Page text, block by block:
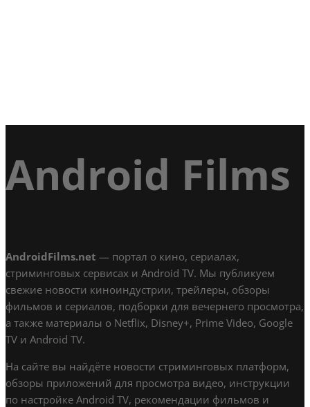
Android Films
AndroidFilms.net — портал о кино, сериалах,
стриминговых сервисах и Android TV. Мы публикуем
свежие новости киноиндустрии, трейлеры, обзоры
фильмов и сериалов, подборки для вечернего просмотра,
а также материалы о Netflix, Disney+, Prime Video, Google
TV и Android TV.
На сайте вы найдёте новости стриминговых платформ,
обзоры приложений для просмотра видео, инструкции
по настройке Android TV, рекомендации фильмов и